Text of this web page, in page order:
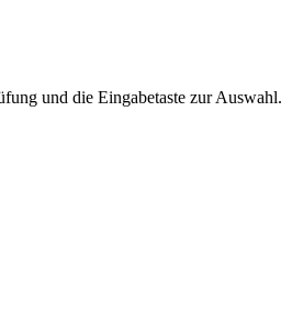
und die Eingabetaste zur Auswahl.